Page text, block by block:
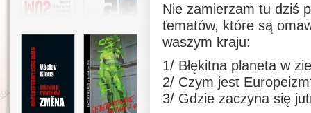
Nie zamierzam tu dziś
tematów, które są
waszym kraju:
1/ Błękitna planeta w
2/ Czym jest
3/ Gdzie zaczyna się